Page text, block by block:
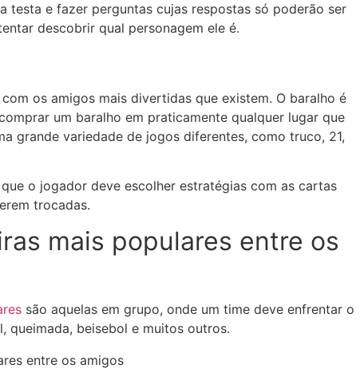
testa e fazer perguntas cujas respostas só poderão ser
descobrir qual personagem ele é.
os amigos mais divertidas que existem. O baralho é
um baralho em praticamente qualquer lugar que
grande variedade de jogos diferentes, como truco, 21,
o jogador deve escolher estratégias com as cartas
trocadas.
mais populares entre os
são aquelas em grupo, onde um time deve enfrentar o
queimada, beisebol e muitos outros.